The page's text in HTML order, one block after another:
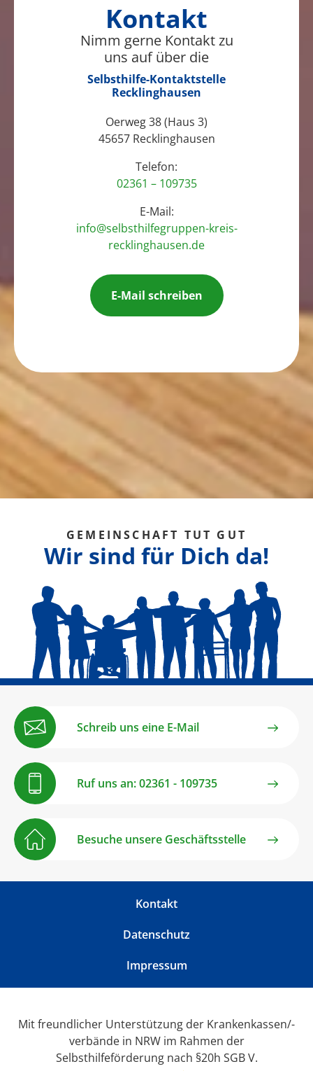
Kontakt
Nimm gerne Kontakt zu
uns auf über die
Selbsthilfe-Kontaktstelle
Recklinghausen
Oerweg 38 (Haus 3)
45657 Recklinghausen
Telefon:
02361 – 109735
E-Mail:
info@selbsthilfegruppen-kreis-
recklinghausen.de
E-Mail schreiben
GEMEINSCHAFT TUT GUT
Wir sind für Dich da!
Schreib uns eine E-Mail
Ruf uns an: 02361 - 109735
Besuche unsere Geschäftsstelle
Kontakt
Datenschutz
Impressum
Mit freundlicher Unterstützung der Krankenkassen/-
verbände in NRW im Rahmen der
Selbsthilfeförderung nach §20h SGB V.